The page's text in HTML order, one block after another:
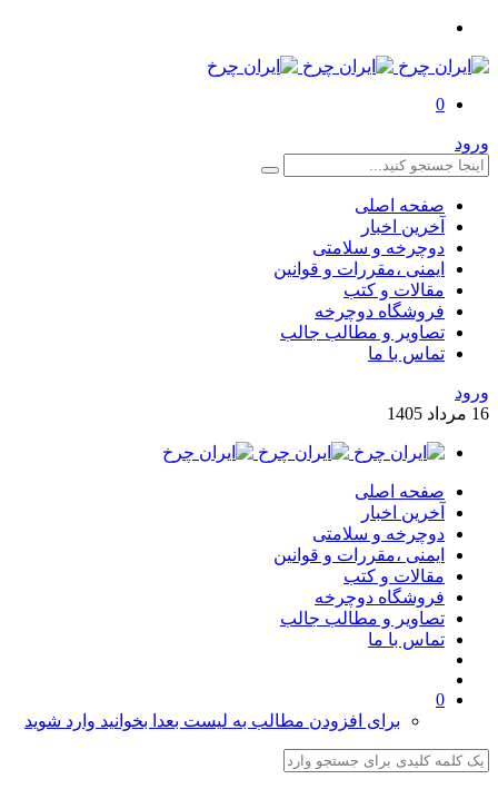
0
ورود
صفحه اصلی
آخرین اخبار
دوچرخه و سلامتی
ایمنی ،مقررات و قوانین
مقالات و کتب
فروشگاه دوچرخه
تصاویر و مطالب جالب
تماس با ما
ورود
16 مرداد 1405
صفحه اصلی
آخرین اخبار
دوچرخه و سلامتی
ایمنی ،مقررات و قوانین
مقالات و کتب
فروشگاه دوچرخه
تصاویر و مطالب جالب
تماس با ما
0
برای افزودن مطالب به لیست بعدا بخوانید وارد شوید